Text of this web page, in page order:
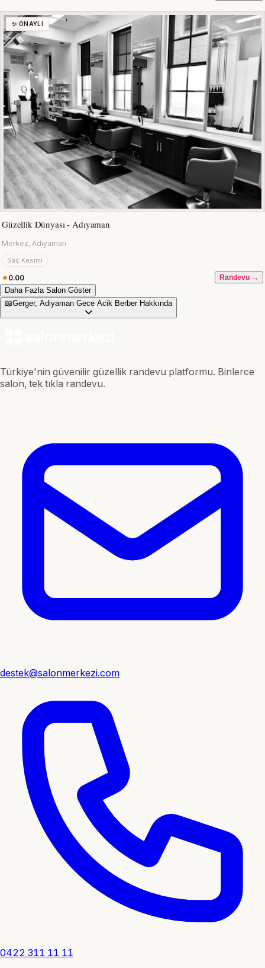
✨ ONAYLI
Güzellik Dünyası - Adıyaman
Merkez, Adıyaman
Saç Kesimi
0.00 Randevu →
Daha Fazla Salon Göster
📖Gerger, Adiyaman Gece Acik Berber Hakkında
Türkiye'nin güvenilir güzellik randevu platformu. Binlerce
salon, tek tıkla randevu.
destek@salonmerkezi.com
0422 311 11 11